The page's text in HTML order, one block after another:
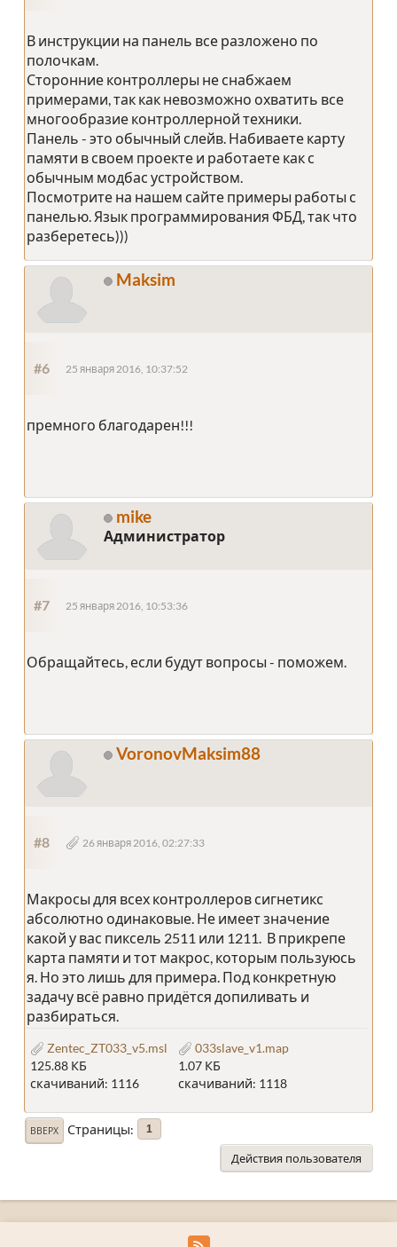
В инструкции на панель все разложено по
полочкам.
Сторонние контроллеры не снабжаем
примерами, так как невозможно охватить все
многообразие контроллерной техники.
Панель - это обычный слейв. Набиваете карту
памяти в своем проекте и работаете как с
обычным модбас устройством.
Посмотрите на нашем сайте примеры работы с
панелью. Язык программирования ФБД, так что
разберетесь)))
Maksim
#6 25 января 2016, 10:37:52
премного благодарен!!!
mike
Администратор
#7 25 января 2016, 10:53:36
Обращайтесь, если будут вопросы - поможем.
VoronovMaksim88
#8 26 января 2016, 02:27:33
Макросы для всех контроллеров сигнетикс
абсолютно одинаковые. Не имеет значение
какой у вас пиксель 2511 или 1211. В прикрепе
карта памяти и тот макрос, которым пользуюсь
я. Но это лишь для примера. Под конкретную
задачу всё равно придётся допиливать и
разбираться.
Zentec_ZT033_v5.msl
125.88 КБ
скачиваний: 1116
033slave_v1.map
1.07 КБ
скачиваний: 1118
ВВЕРХ Страницы 1
Действия пользователя